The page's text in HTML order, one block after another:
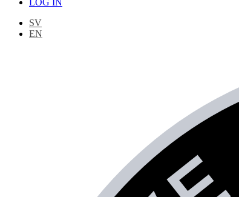
LOG IN
SV
EN